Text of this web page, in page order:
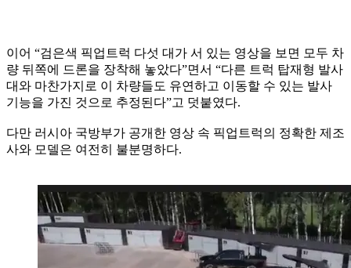
이어 “검은색 픽업트럭 다섯 대가 서 있는 영상을 보면 모두 차
량 뒤쪽에 드론을 장착해 놓았다”면서 “다른 트럭 탑재형 발사
대와 마찬가지로 이 차량들도 유연하고 이동할 수 있는 발사
기능을 가진 것으로 추정된다”고 덧붙였다.
다만 러시아 국방부가 공개한 영상 속 픽업트럭의 정확한 제조
사와 모델은 여전히 불분명하다.